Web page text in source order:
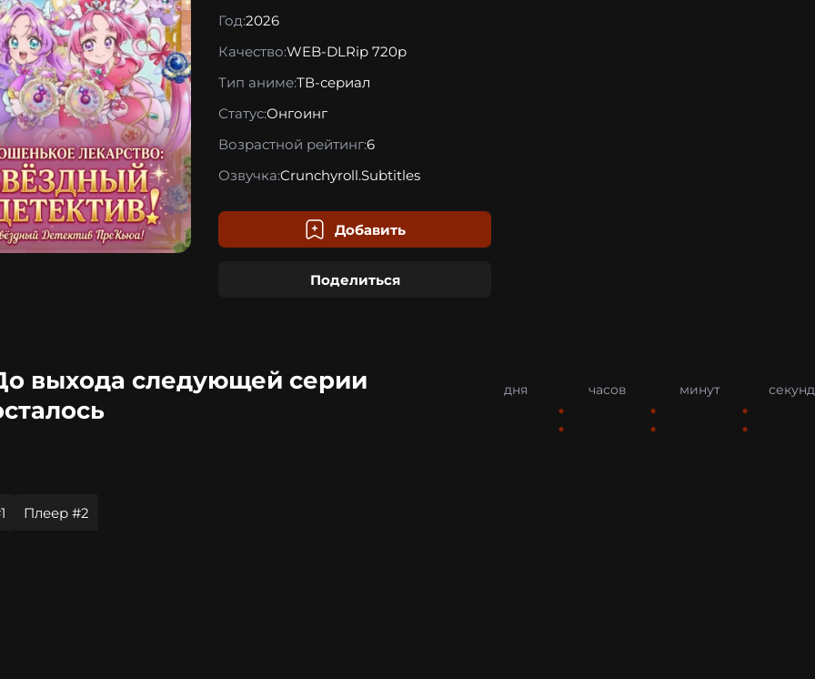
Год:2026
Качество:WEB-DLRip 720p
Тип аниме:ТВ-сериал
Статус:Онгоинг
Возрастной рейтинг:6
Озвучка:Crunchyroll.Subtitles
Добавить
Поделиться
выхода следующей серии
дня часов минут секунд
Плеер #2